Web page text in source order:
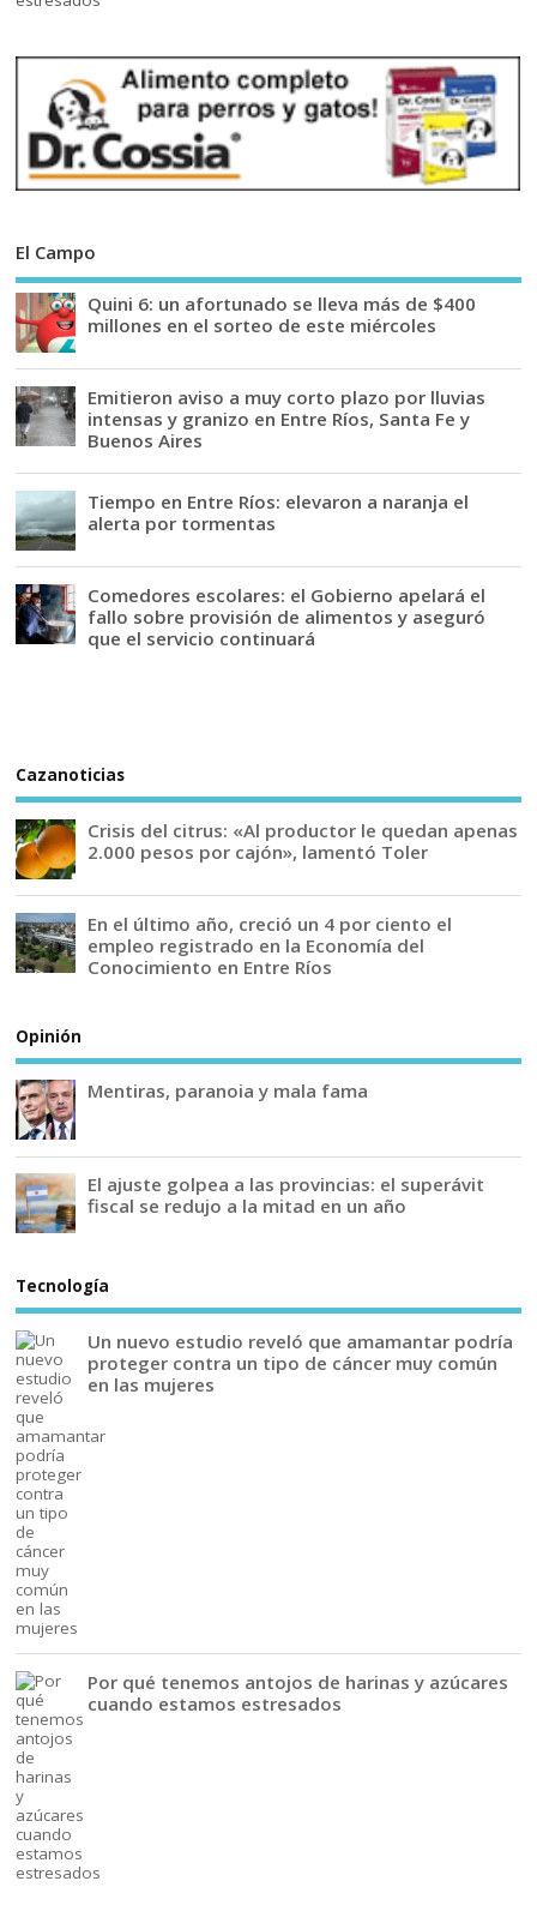
El Campo
Quini 6: un afortunado se lleva más de $400
millones en el sorteo de este miércoles
Emitieron aviso a muy corto plazo por lluvias
intensas y granizo en Entre Ríos, Santa Fe y
Buenos Aires
Tiempo en Entre Ríos: elevaron a naranja el
alerta por tormentas
Comedores escolares: el Gobierno apelará el
fallo sobre provisión de alimentos y aseguró
que el servicio continuará
Cazanoticias
Crisis del citrus: «Al productor le quedan apenas
2.000 pesos por cajón», lamentó Toler
En el último año, creció un 4 por ciento el
empleo registrado en la Economía del
Conocimiento en Entre Ríos
Opinión
Mentiras, paranoia y mala fama
El ajuste golpea a las provincias: el superávit
fiscal se redujo a la mitad en un año
Tecnología
Un nuevo estudio reveló que amamantar podría
proteger contra un tipo de cáncer muy común
en las mujeres
Por qué tenemos antojos de harinas y azúcares
cuando estamos estresados